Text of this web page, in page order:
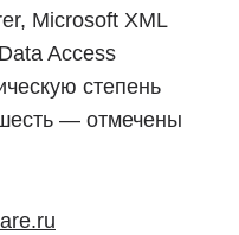
Microsoft XML
Access
степень
— отмечены